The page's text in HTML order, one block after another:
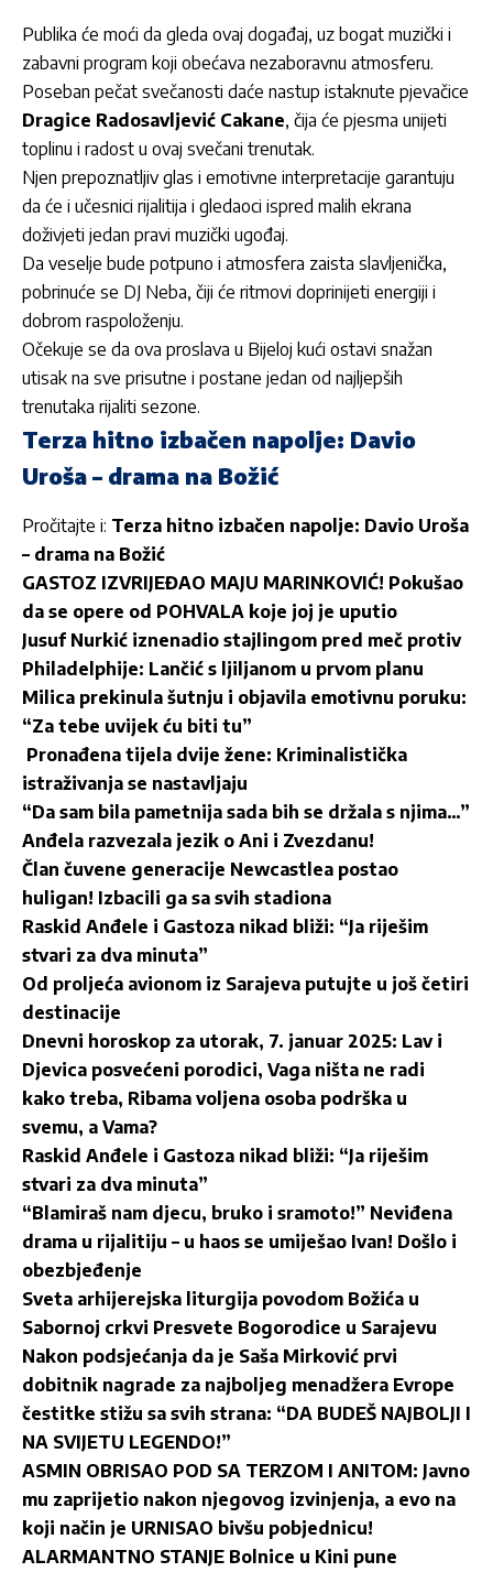
Publika će moći da gleda ovaj događaj, uz bogat muzički i
zabavni program koji obećava nezaboravnu atmosferu.
Poseban pečat svečanosti daće nastup istaknute pjevačice
Dragice Radosavljević Cakane, čija će pjesma unijeti
toplinu i radost u ovaj svečani trenutak.
Njen prepoznatljiv glas i emotivne interpretacije garantuju
da će i učesnici rijalitija i gledaoci ispred malih ekrana
doživjeti jedan pravi muzički ugođaj.
Da veselje bude potpuno i atmosfera zaista slavljenička,
pobrinuće se DJ Neba, čiji će ritmovi doprinijeti energiji i
dobrom raspoloženju.
Očekuje se da ova proslava u Bijeloj kući ostavi snažan
utisak na sve prisutne i postane jedan od najljepših
trenutaka rijaliti sezone.
Terza hitno izbačen napolje: Davio
Uroša – drama na Božić
Pročitajte i: Terza hitno izbačen napolje: Davio Uroša
– drama na Božić
GASTOZ IZVRIJEĐAO MAJU MARINKOVIĆ! Pokušao
da se opere od POHVALA koje joj je uputio
Jusuf Nurkić iznenadio stajlingom pred meč protiv
Philadelphije: Lančić s ljiljanom u prvom planu
Milica prekinula šutnju i objavila emotivnu poruku:
“Za tebe uvijek ću biti tu”
Pronađena tijela dvije žene: Kriminalistička
istraživanja se nastavljaju
“Da sam bila pametnija sada bih se držala s njima…”
Anđela razvezala jezik o Ani i Zvezdanu!
Član čuvene generacije Newcastlea postao
huligan! Izbacili ga sa svih stadiona
Raskid Anđele i Gastoza nikad bliži: “Ja riješim
stvari za dva minuta”
Od proljeća avionom iz Sarajeva putujte u još četiri
destinacije
Dnevni horoskop za utorak, 7. januar 2025: Lav i
Djevica posvećeni porodici, Vaga ništa ne radi
kako treba, Ribama voljena osoba podrška u
svemu, a Vama?
Raskid Anđele i Gastoza nikad bliži: “Ja riješim
stvari za dva minuta”
“Blamiraš nam djecu, bruko i sramoto!” Neviđena
drama u rijalitiju – u haos se umiješao Ivan! Došlo i
obezbjeđenje
Sveta arhijerejska liturgija povodom Božića u
Sabornoj crkvi Presvete Bogorodice u Sarajevu
Nakon podsjećanja da je Saša Mirković prvi
dobitnik nagrade za najboljeg menadžera Evrope
čestitke stižu sa svih strana: “DA BUDEŠ NAJBOLJI I
NA SVIJETU LEGENDO!”
ASMIN OBRISAO POD SA TERZOM I ANITOM: Javno
mu zaprijetio nakon njegovog izvinjenja, a evo na
koji način je URNISAO bivšu pobjednicu!
ALARMANTNO STANJE Bolnice u Kini pune